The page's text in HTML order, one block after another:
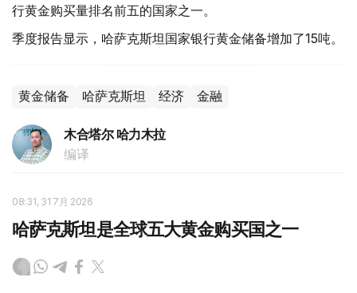
行黄金购买量排名前五的国家之一。
季度报告显示，哈萨克斯坦国家银行黄金储备增加了15吨。
黄金储备 哈萨克斯坦 经济 金融
木合塔尔 哈力木拉
编译
08:31, 31 7月 2026
哈萨克斯坦是全球五大黄金购买国之一